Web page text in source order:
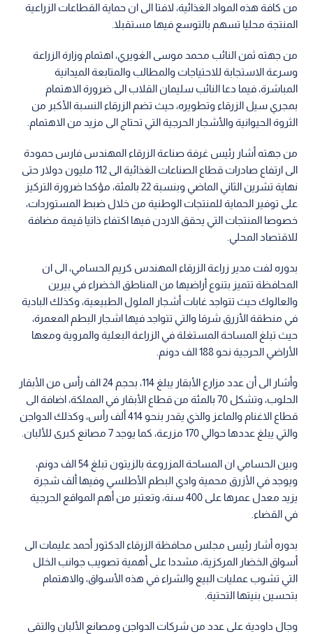
من كافة هذه المواد الغذائية، لافتا الى ان حماية القطاعات الزراعية
المنتجة محليا تسهم بالتوسع فيها مستقبلا.
من جهته ثمن النائب محمد موسى الغويري، اهتمام وزارة الزراعة
وسرعة الاستجابة للاحتياجات والمطالب والمتابعة الميدانية
المباشرة، فيما دعا النائب سليمان القلاب الى ضرورة الاهتمام
بمجري سيل الزرقاء وتطويره، حيث تضم الزرقاء النسبة الأكبر من
الثروة الحيوانية والأشجار الحرجية التي تحتاج الى مزيد من الاهتمام.
من جهته أشار رئيس غرفة صناعة الزرقاء المهندس فارس حمودة
الى ارتفاع صادرات قطاع الصناعات الغذائية الى 112 مليون دولار حتى
نهاية تشرين الثاني الماضي وبنسبة 22 بالمئة، مؤكدا ضرورة التركيز
على توفير الحماية للمنتجات الوطنية من خلال ضبط المستوردات،
خصوصا المنتجات التي يحقق الاردن فيها اكتفاء ذاتيا قيمة مضافة
للاقتصاد المحلي.
بدوره لفت مدير زراعة الزرقاء المهندس كريم الحسامي، الى ان
المحافظة تتميز بتنوع أراضيها من المناطق الخضراء في بيرين
والعالوك حيث تتواجد غابات أشجار الملول الطبيعية، وكذلك البادية
في منطقة الأزرق شرقا والتي تتواجد فيها اشجار البطم المعمرة،
حيث تبلغ المساحة المستغلة في الزراعة البعلية والمروية ومعها
الأراضي الحرجية نحو 188 الف دونم.
وأشار الى أن عدد مزارع الأبقار يبلغ 114، بحجم 24 الف رأس من الأبقار
الحلوب، وتشكل 70 بالمئة من قطاع الأبقار في المملكة، اضافة الى
قطاع الاغنام والماعز والذي يقدر بنحو 414 ألف رأس، وكذلك الدواجن
والتي يبلغ عددها حوالي 170 مزرعة، كما يوجد 7 مصانع كبرى للألبان.
وبين الحسامي ان المساحة المزروعة بالزيتون تبلغ 54 الف دونم،
ويوجد في الأزرق محمية وادي البطم الأطلسي وفيها ألف شجرة
يزيد معدل عمرها على 400 سنة، وتعتبر من أهم المواقع الحرجية
في القضاء.
بدوره أشار رئيس مجلس محافظة الزرقاء الدكتور أحمد عليمات الى
أسواق الخضار المركزية، مشددا على أهمية تصويب جوانب الخلل
التي تشوب عمليات البيع والشراء في هذه الأسواق، والاهتمام
بتحسين بنيتها التحتية.
وجال داودية على عدد من شركات الدواجن ومصانع الألبان والتقى